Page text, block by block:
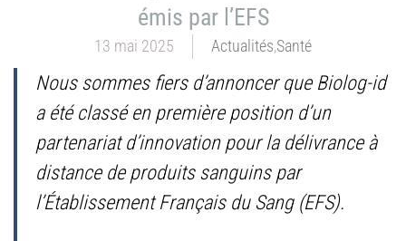
émis par l’EFS
13 mai 2025 Actualités,Santé
Nous sommes fiers d’annoncer que Biolog-id
a été classé en première position d’un
partenariat d’innovation pour la délivrance à
distance de produits sanguins par
l’Établissement Français du Sang (EFS).